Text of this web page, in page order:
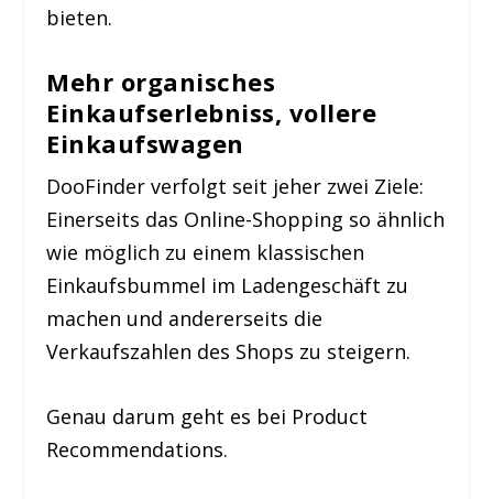
bieten.
Mehr organisches
Einkaufserlebniss, vollere
Einkaufswagen
DooFinder verfolgt seit jeher zwei Ziele:
Einerseits das Online-Shopping so ähnlich
wie möglich zu einem klassischen
Einkaufsbummel im Ladengeschäft zu
machen und andererseits die
Verkaufszahlen des Shops zu steigern.
Genau darum geht es bei Product
Recommendations.